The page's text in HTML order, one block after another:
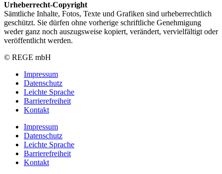
Urheberrecht-Copyright
Sämtliche Inhalte, Fotos, Texte und Grafiken sind urheberrechtlich
geschützt. Sie dürfen ohne vorherige schriftliche Genehmigung
weder ganz noch auszugsweise kopiert, verändert, vervielfältigt oder
veröffentlicht werden.
© REGE mbH
Impressum
Datenschutz
Leichte Sprache
Barrierefreiheit
Kontakt
Impressum
Datenschutz
Leichte Sprache
Barrierefreiheit
Kontakt